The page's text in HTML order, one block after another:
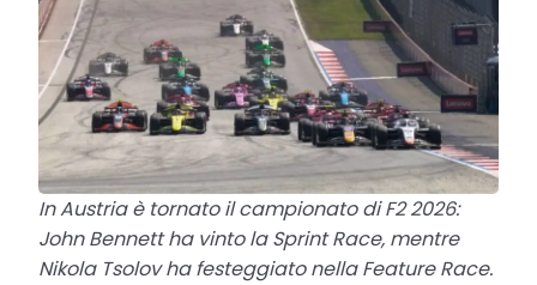
In Austria è tornato il campionato di F2 2026:
John Bennett ha vinto la Sprint Race, mentre
Nikola Tsolov ha festeggiato nella Feature Race.